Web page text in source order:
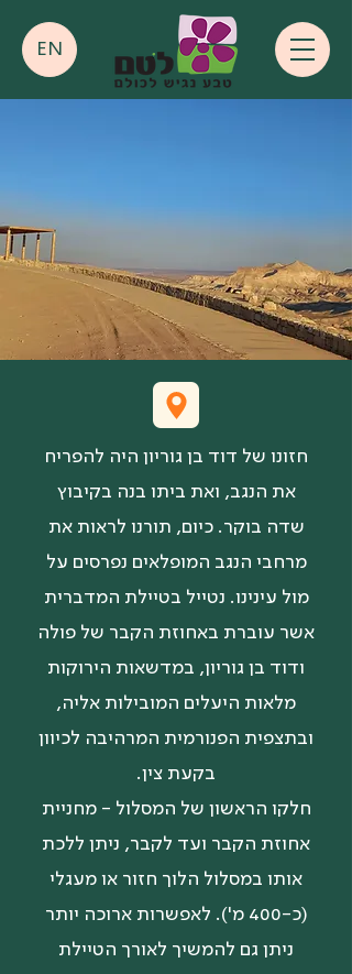
EN
חזונו של דוד בן גוריון היה להפריח
את הנגב, ואת ביתו בנה בקיבוץ
שדה בוקר. כיום, תורנו לראות את
מרחבי הנגב המופלאים נפרסים על
מול עינינו. נטייל בטיילת המדברית
אשר עוברת באחוזת הקבר של פולה
ודוד בן גוריון, במדשאות הירוקות
מלאות היעלים המובילות אליה,
ובתצפית הפנורמית המרהיבה לכיוון
בקעת צין.
חלקו הראשון של המסלול - מחניית
אחוזת הקבר ועד לקבר, ניתן ללכת
אותו במסלול הלוך חזור או מעגלי
(כ-400 מ'). לאפשרות ארוכה יותר
ניתן גם להמשיך לאורך הטיילת